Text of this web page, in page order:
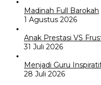
Madinah Full Barokah
1 Agustus 2026
Anak Prestasi VS
31 Juli 2026
Menjadi Guru
28 Juli 2026